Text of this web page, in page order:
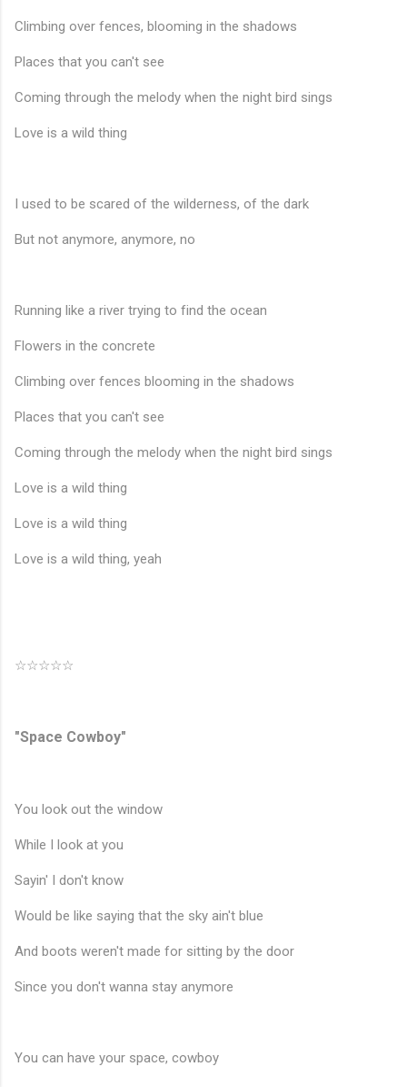
Climbing over fences, blooming in the shadows
Places that you can't see
Coming through the melody when the night bird sings
Love is a wild thing
I used to be scared of the wilderness, of the dark
But not anymore, anymore, no
Running like a river trying to find the ocean
Flowers in the concrete
Climbing over fences blooming in the shadows
Places that you can't see
Coming through the melody when the night bird sings
Love is a wild thing
Love is a wild thing
Love is a wild thing, yeah
☆☆☆☆☆
"Space Cowboy"
You look out the window
While I look at you
Sayin' I don't know
Would be like saying that the sky ain't blue
And boots weren't made for sitting by the door
Since you don't wanna stay anymore
You can have your space, cowboy